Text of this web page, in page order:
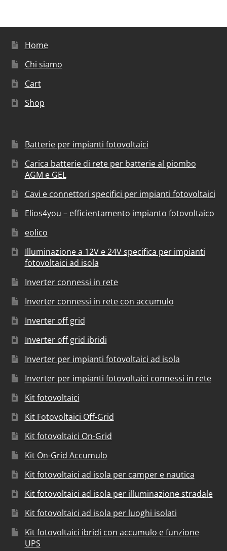
Home
Chi siamo
Cart
Shop
Batterie per impianti fotovoltaici
Carica batterie di rete per batterie al piombo
AGM e GEL
Cavi e connettori specifici per impianti fotovoltaici
Elios4you – efficientamento impianto fotovoltaico
eolico
Illuminazione a 12V e 24V specifica per impianti
fotovoltaici ad isola
Inverter connessi in rete
Inverter connessi in rete con accumulo
Inverter off grid
Inverter off grid ibridi
Inverter per impianti fotovoltaici ad isola
Inverter per impianti fotovoltaici connessi in rete
Kit fotovoltaici
Kit Fotovoltaici Off-Grid
Kit fotovoltaici On-Grid
Kit On-Grid Accumulo
Kit fotovoltaici ad isola per camper e nautica
Kit fotovoltaici ad isola per illuminazione stradale
Kit fotovoltaici ad isola per luoghi isolati
Kit fotovoltaici ibridi con accumulo e funzione
UPS